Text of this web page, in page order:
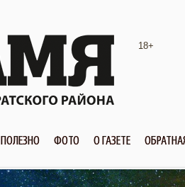
18+
ПОЛЕЗНО ФОТО О ГАЗЕТЕ